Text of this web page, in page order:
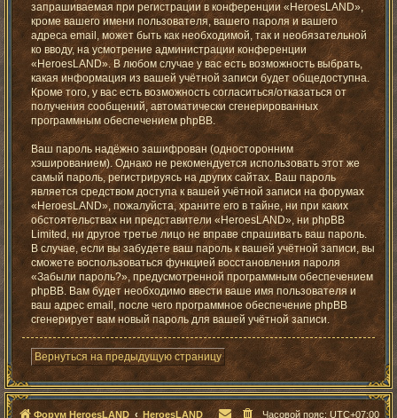
запрашиваемая при регистрации в конференции «HeroesLAND»,
кроме вашего имени пользователя, вашего пароля и вашего
адреса email, может быть как необходимой, так и необязательной
ко вводу, на усмотрение администрации конференции
«HeroesLAND». В любом случае у вас есть возможность выбрать,
какая информация из вашей учётной записи будет общедоступна.
Кроме того, у вас есть возможность согласиться/отказаться от
получения сообщений, автоматически сгенерированных
программным обеспечением phpBB.
Ваш пароль надёжно зашифрован (односторонним
хэшированием). Однако не рекомендуется использовать этот же
самый пароль, регистрируясь на других сайтах. Ваш пароль
является средством доступа к вашей учётной записи на форумах
«HeroesLAND», пожалуйста, храните его в тайне, ни при каких
обстоятельствах ни представители «HeroesLAND», ни phpBB
Limited, ни другое третье лицо не вправе спрашивать ваш пароль.
В случае, если вы забудете ваш пароль к вашей учётной записи, вы
сможете воспользоваться функцией восстановления пароля
«Забыли пароль?», предусмотренной программным обеспечением
phpBB. Вам будет необходимо ввести ваше имя пользователя и
ваш адрес email, после чего программное обеспечение phpBB
сгенерирует вам новый пароль для вашей учётной записи.
Вернуться на предыдущую страницу
Форум HeroesLAND HeroesLAND Часовой пояс:UTC+07:00